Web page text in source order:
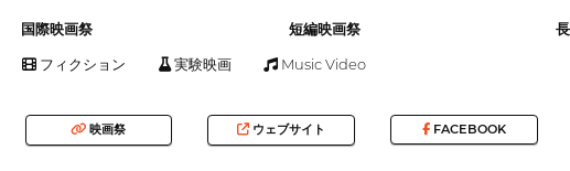
国際映画祭 短編映画祭
フィクション 実験映画 Music Video
映画祭 ウェブサイト FACEBOOK